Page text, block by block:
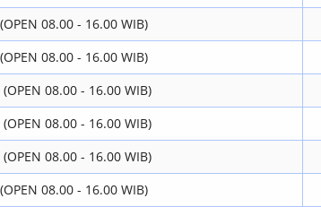
08.00 - 16.00 WIB)
08.00 - 16.00 WIB)
08.00 - 16.00 WIB)
08.00 - 16.00 WIB)
08.00 - 16.00 WIB)
08.00 - 16.00 WIB)